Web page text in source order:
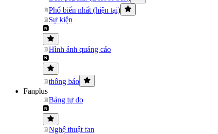
Phổ biến nhất (hiện tại)
Sự kiện
Hình ảnh quảng cáo
thông báo
Fanplus
Bảng tự do
Nghệ thuật fan